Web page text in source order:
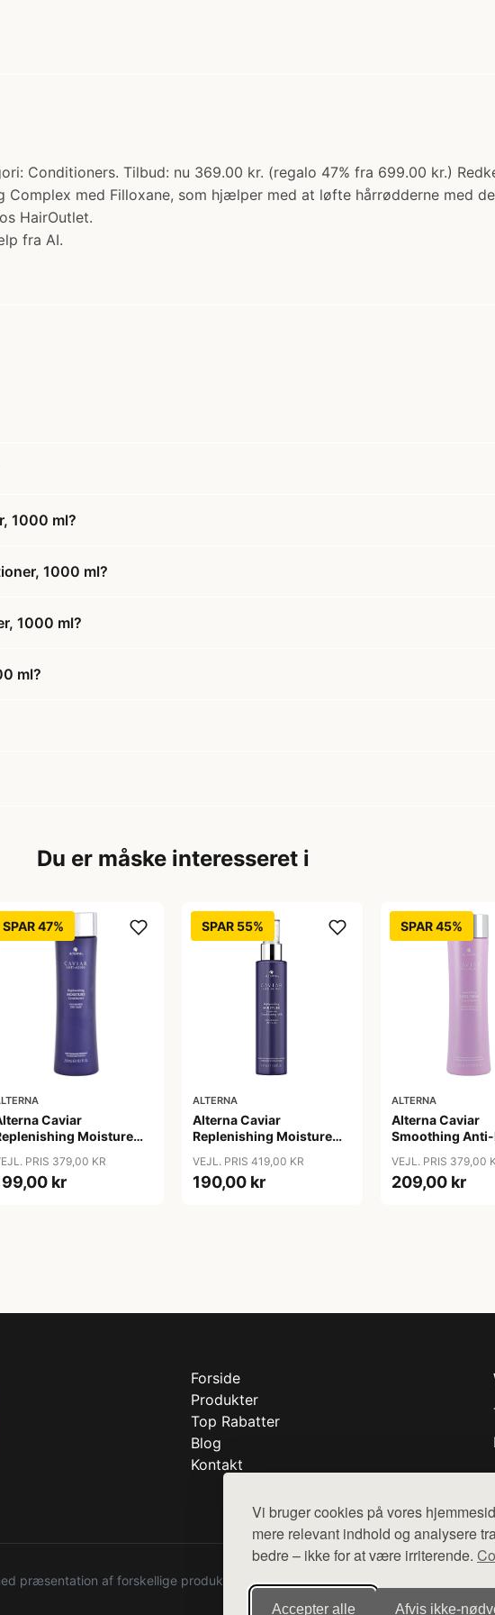
Vi bruger cookies på vores
mere relevant indhold og analysere
bedre – ikke for at være irriterende.
Accepter alle Afvis
Conditioners. Tilbud: nu 369.00 kr. (regalo 47% fra 699.00 kr.)
Complex med Filloxane, som hjælper med at løfte hårrødderne med
HairOutlet.
fra AI.
1000 ml?
1000 ml?
1000 ml?
ml?
Du er måske interesseret i
SPAR 47%
Caviar
Moisture
PRIS 379,00 KR
kr
SPAR 55%
ALTERNA
Alterna Caviar
Replenishing Moisture
Milk, 147 ml
VEJL. PRIS 419,00 KR
190,00 kr
SPAR 45%
ALTERNA
Alterna Caviar
Smoothing
VEJL. PRIS 379,00
209,00 kr
Forside
Produkter
Top Rabatter
Blog
Kontakt
præsentation af forskellige produkter fra diverse webshops. Der sælges ikke